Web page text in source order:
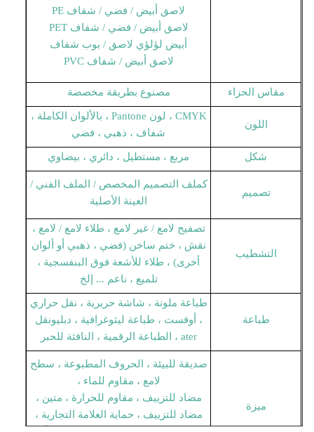
لاصق أبيض / فضي / شفاف PE
لاصق أبيض / فضي / شفاف PET
أبيض لؤلؤي لاصق / بوب شفاف
لاصق أبيض / شفاف PVC
مقاس الحزاء مصنوع بطريقة مخصصة
اللون
CMYK ، لون Pantone ، بالألوان الكاملة ،
شفاف ، ذهبي ، فضي
شكل مربع ، مستطيل ، دائري ، بيضاوي
تصميم
كملف التصميم المخصص / الملف الفني /
العينة الأصلية
التشطيب
تصفيح لامع / غير لامع ، طلاء لامع / لامع ،
نقش ، ختم ساخن (فضي ، ذهبي أو ألوان
أخرى) ، طلاء للأشعة فوق البنفسجية ،
تلميع ، ناعم ... إلخ
طباعة
طباعة ملونة ، شاشة حريرية ، نقل حراري
، أوفست ، طباعة ليثوغرافية ، دبليونقل
ater ، الطباعة الرقمية ، النافثة للحبر
ميزة
صديقة للبيئة ، الحروف المطبوعة ، سطح
لامع ، مقاوم للماء ،
مضاد للتزييف ، مقاوم للحرارة ، متين ،
مضاد للتزييف ، حماية العلامة التجارية ،